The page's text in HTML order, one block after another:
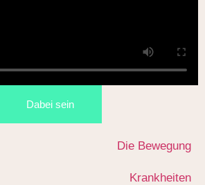
Dabei sein
Die Bewegung
Krankheiten